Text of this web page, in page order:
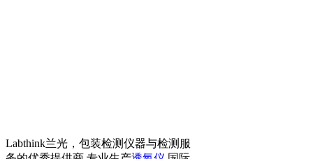
Labthink兰光，包装检测仪器与检测服